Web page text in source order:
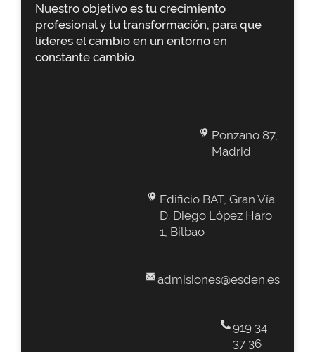
Nuestro objetivo es tu crecimiento
profesional y tu transformación, para que
lideres el cambio en un entorno en
constante cambio.
Ponzano 87,
Madrid
Edificio BAT, Gran Vía
D. Diego López Haro
1, Bilbao
admisiones@esden.es
919 34
37 36